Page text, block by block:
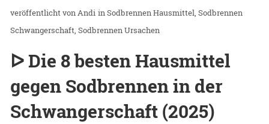
Andi inSodbrennen Hausmittel Sodbrennen
Schwangerschaft Sodbrennen Ursachen
ᐅ Die 8 besten Hausmittel
gegen Sodbrennen in der
Schwangerschaft (2025)